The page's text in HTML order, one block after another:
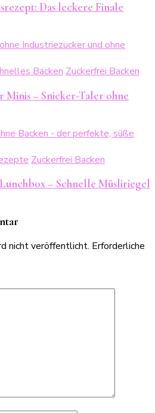
Das leckere Finale
Backen Zuckerfrei Backen
Minis – Snicker-Taler ohne
Zuckerfrei Backen
– Schnelle Müsliriegel
nicht veröffentlicht. Erforderliche